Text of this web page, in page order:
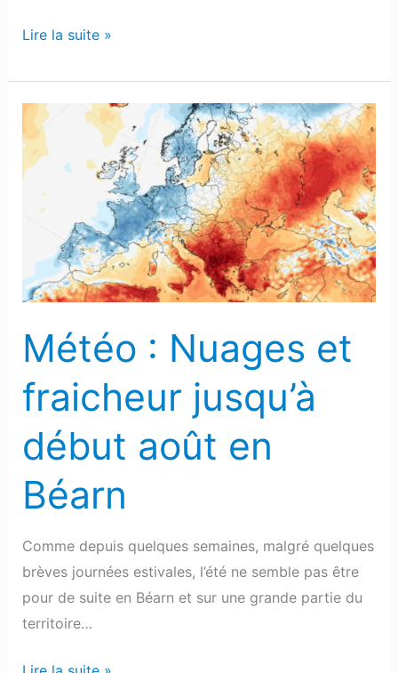
Lire la suite »
Météo : Nuages et
fraicheur jusqu’à
début août en
Béarn
Comme depuis quelques semaines, malgré quelques
brèves journées estivales, l’été ne semble pas être
pour de suite en Béarn et sur une grande partie du
territoire…
Météo
:
Nuages
fraicheur
jusqu’à
début
août
Béarn